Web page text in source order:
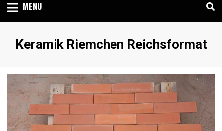
MENU
Schlagwort
:
Keramik Riemchen Reichsformat